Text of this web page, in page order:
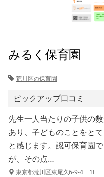
みるく保育園
荒川区の保育園
ピックアップ口コミ
先生一人当たりの子供の
あり、子どものことをと
と感じます。認可保育園
が、その点…
東京都荒川区東尾久6-9-4 1F